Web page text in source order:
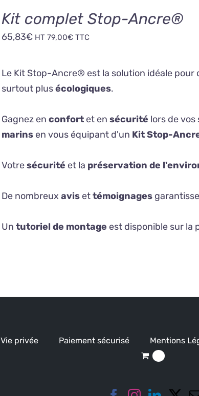
Kit complet Stop-Ancre®
65,83€ HT 79,00€ TTC
Le Kit Stop-Ancre® est la solution idéale pour
surtout plusécologiques.
Gagnez en confort et en sécurité lors de vos
marins en vous équipant d'un Kit Stop-
Votresécurité et la préservation de
De nombreux avis ettémoignages
Un tutoriel de montage est disponible sur la
Vie privée Paiement sécurisé Mentions